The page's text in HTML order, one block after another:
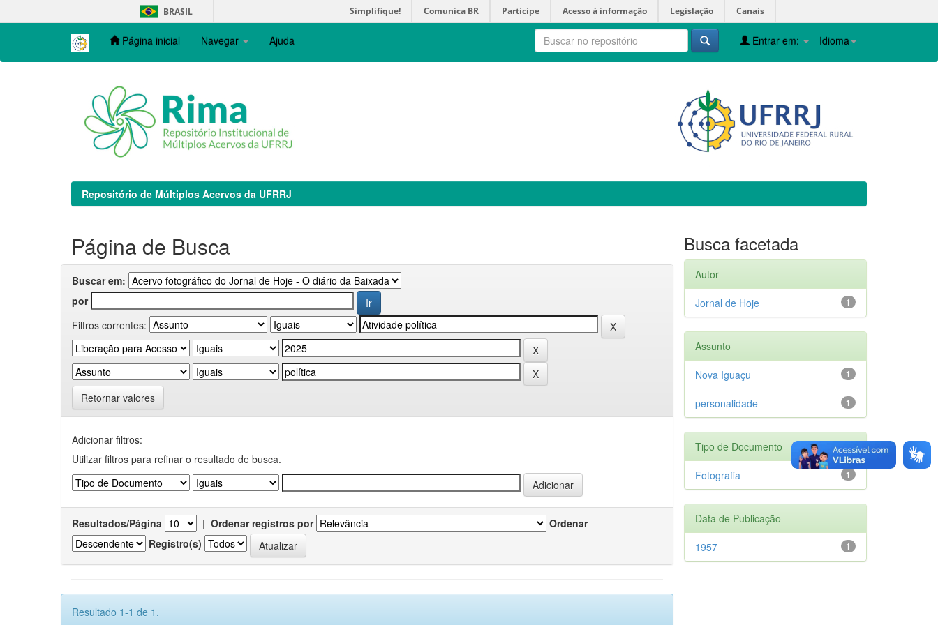
navigation
BRASIL Simplifique! Comunica BR Participe Acesso à informação Legislação Canais
Página inicial Navegar Ajuda Idioma
Entrar em:
Repositório de Múltiplos Acervos da UFRRJ
Página de Busca
Buscar em:
por
Filtros correntes:
Retornar valores
Adicionar filtros:
Utilizar filtros para refinar o resultado de busca.
Resultados/Página | Ordenar registros por
Ordenar
Registro(s)
Resultado 1-1 de 1.
Busca facetada
Autor
1
Jornal de Hoje
Assunto
1
Nova Iguaçu
1
personalidade
Tipo de Documento
1
Fotografia
Data de Publicação
1
1957